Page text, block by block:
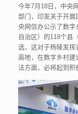
今年7月18日，中央
部门，印发关于开展
央网信办公示了数字
自治区）的118个县
选，这对于杨陵发
高地，在数字乡村
法方面，必将起到积